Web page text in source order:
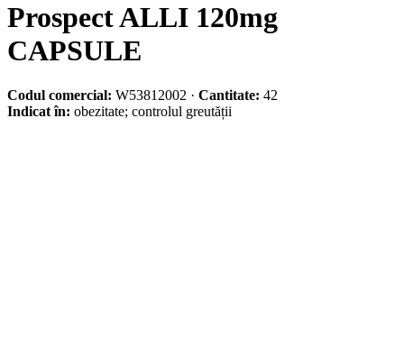
Prospect ALLI 120mg
CAPSULE
Codul comercial: W53812002 · Cantitate: 42
Indicat în: obezitate; controlul greutății